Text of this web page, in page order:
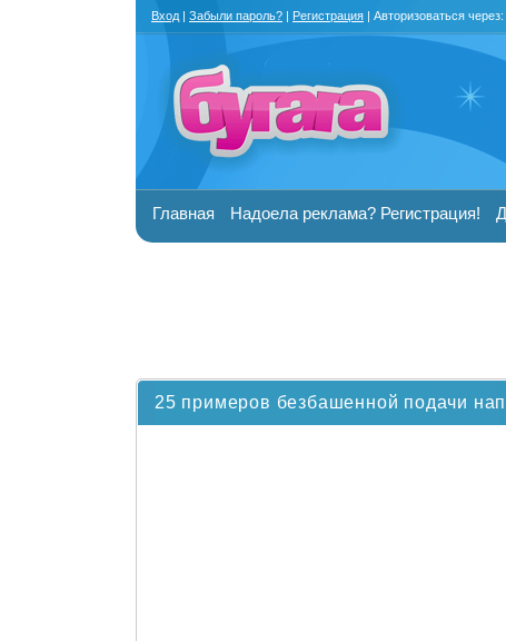
25 примеров безбашенной подачи
Вход | Забыли пароль? | Регистрация | Авторизоваться через:
Главная Надоела реклама? Регистрация!